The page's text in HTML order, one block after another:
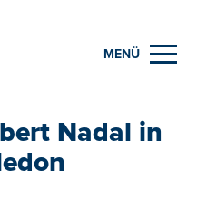
MENÜ
Nadal in